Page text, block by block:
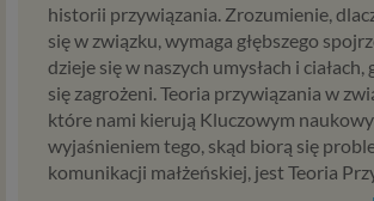
historii przywiązania. Zrozumienie,
się w związku, wymaga głębszego
dzieje się w naszych umysłach i ciałach,
się zagrożeni. Teoria przywiązania w
które nami kierują Kluczowym
wyjaśnieniem tego, skąd biorą się
komunikacji małżeńskiej, jest Teoria
Zgoda na przetwarzanie Twoich
osobowych
Jeśli chcesz zgodzić się na przetwarzanie
Psychology Consulting Aneta Styńska
Psychorada.pl) i Zaufanych Partnerów
osobowych zebranych w związku z
Ciebie ze stron i aplikacji internetowych